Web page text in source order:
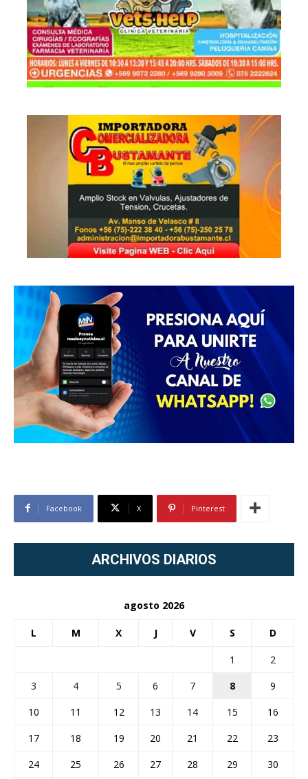
Facebook X Pinterest
ARCHIVOS DIARIOS
agosto 2026
L M X J V S D
1
2
3
4 5 6 7 8
9
10
11 12 13 14 15
16
17
18 19 20 21 22
23
24
25 26 27 28 29
30